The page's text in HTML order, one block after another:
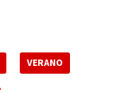
VERANO